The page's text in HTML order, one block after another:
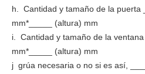
h. Cantidad y tamaño de la puerta
mm*_____ (altura) mm
i. Cantidad y tamaño de la
mm*_____ (altura) mm
j grúa necesaria o no si es así,